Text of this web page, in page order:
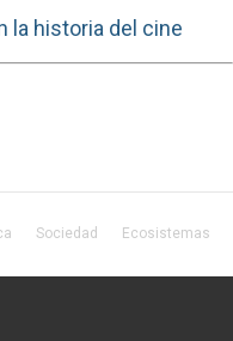
la historia del cine
Sociedad Ecosistemas